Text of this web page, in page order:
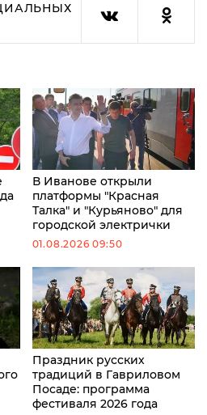
В Иванове открыли
платформы "Красная
Талка" и "Курьяново" для
городской электрички
01.08.2026 09:50
Праздник русских
традиций в Гавриловом
Посаде: программа
фестиваля 2026 года